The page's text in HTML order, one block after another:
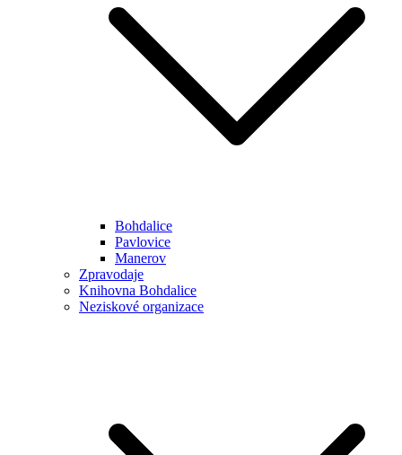
Bohdalice
Pavlovice
Manerov
Zpravodaje
Knihovna Bohdalice
Neziskové organizace